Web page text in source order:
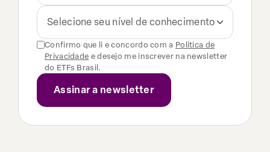
Selecione seu nível de conhecimento
Confirmo que li e concordo com a Política de
Privacidade e desejo me inscrever na newsletter
do ETFs Brasil.